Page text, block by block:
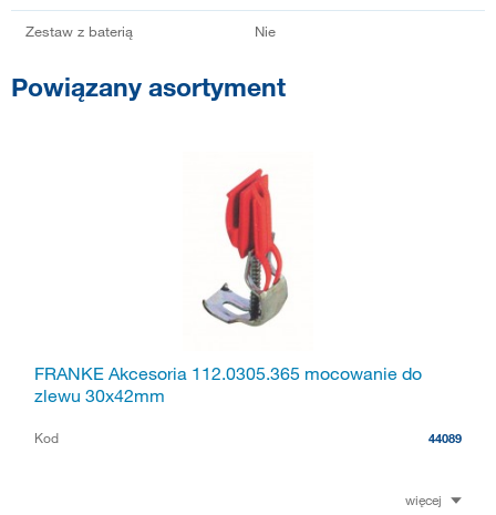
Zestaw z baterią Nie
Powiązany asortyment
FRANKE Akcesoria 112.0305.365 mocowanie do
zlewu 30x42mm
Kod 44089
więcej